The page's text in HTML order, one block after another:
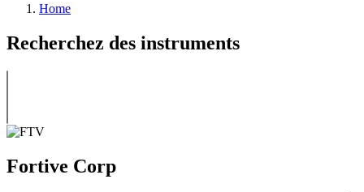
Home
Recherchez des instruments
Fortive Corp